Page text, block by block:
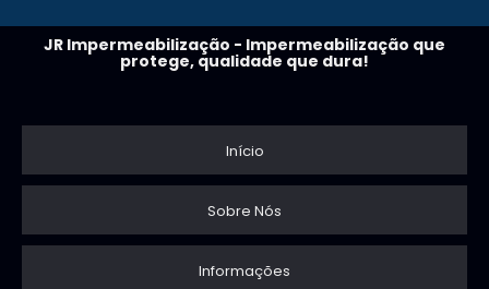
JR Impermeabilização - Impermeabilização que
protege, qualidade que dura!
Início
Sobre Nós
Informações